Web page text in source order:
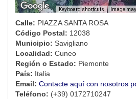
Keyboard shortcuts Image
Calle: PIAZZA SANTA ROSA
Código Postal: 12038
Municipio: Savigliano
Localidad: Cuneo
Región o Estado: Piemonte
País: Italia
Email: Contacte aquí con nosotros
Teléfono: (+39) 0172710247